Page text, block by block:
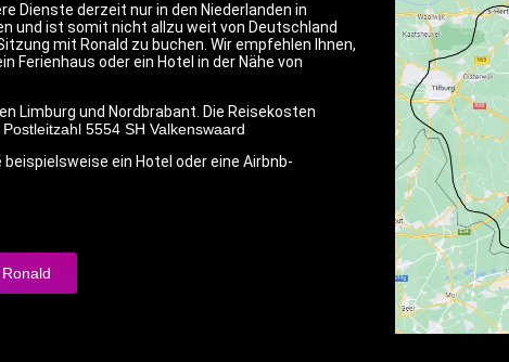
Dienste derzeit nur in den Niederlanden in
und ist somit nicht allzu weit von Deutschland
mit Ronald zu buchen. Wir empfehlen Ihnen,
Ferienhaus oder ein Hotel in der Nähe von
Limburg und Nordbrabant. Die Reisekosten
Postleitzahl 5554 SH Valkenswaard
ein Hotel oder eine Airbnb-